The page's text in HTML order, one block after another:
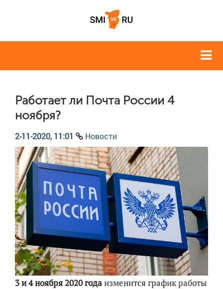
Работает ли Почта России 4
ноября?
2-11-2020, 11:01 Новости
3 и 4 ноября 2020 годаизменится график работы